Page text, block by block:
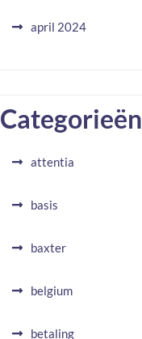
april 2024
Categorieën
attentia
basis
baxter
belgium
betaling